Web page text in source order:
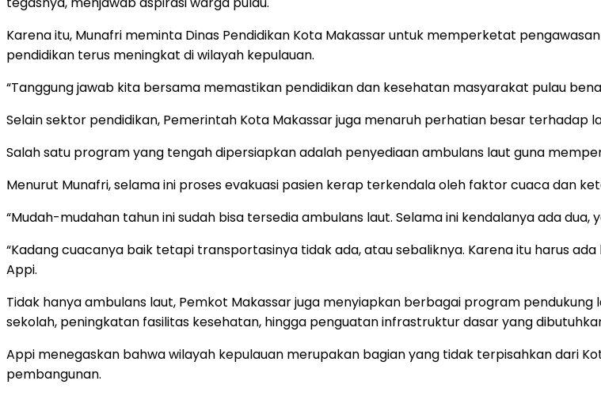
Karena itu, Munafri meminta Dinas Pendidikan Kota Makassar untuk memperketat
pendidikan terus meningkat di wilayah kepulauan.
“Tanggung jawab kita bersama memastikan pendidikan dan kesehatan masyarakat pulau
Selain sektor pendidikan, Pemerintah Kota Makassar juga menaruh perhatian besar terhadap
Salah satu program yang tengah dipersiapkan adalah penyediaan ambulans laut guna
Menurut Munafri, selama ini proses evakuasi pasien kerap terkendala oleh faktor cuaca dan
“Mudah-mudahan tahun ini sudah bisa tersedia ambulans laut. Selama ini kendalanya ada dua,
“Kadang cuacanya baik tetapi transportasinya tidak ada, atau sebaliknya. Karena itu harus
Appi.
Tidak hanya ambulans laut, Pemkot Makassar juga menyiapkan berbagai program
sekolah, peningkatan fasilitas kesehatan, hingga penguatan infrastruktur dasar yang
Appi menegaskan bahwa wilayah kepulauan merupakan bagian yang tidak terpisahkan dari
pembangunan.